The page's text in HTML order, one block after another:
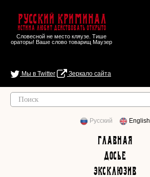
Русский Криминал
Истина любит действовать открыто
Словесной не место кляузе. Тише
ораторы! Ваше слово товарищ Маузер
Мы в Twitter Зеркало сайта
Русский English
Главная
Досье
Эксклюзив